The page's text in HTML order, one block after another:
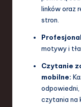
linków oraz
stron.
motywy i
Czytanie
mobilne:
czytania na